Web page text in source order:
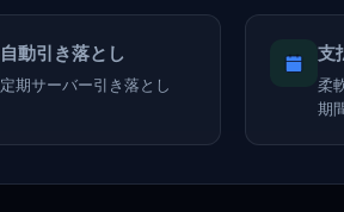
自動引き落とし
定期サーバー引き落とし
支
柔
期